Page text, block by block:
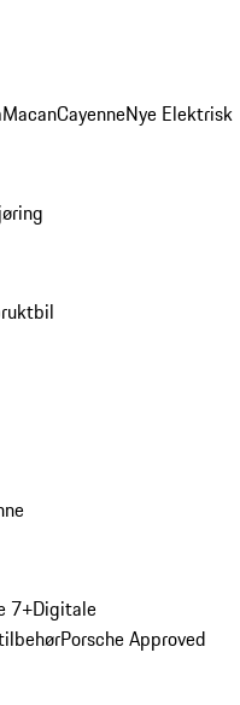
MacanCayenneNye Elektrisk
7+Digitale
Porsche Approved